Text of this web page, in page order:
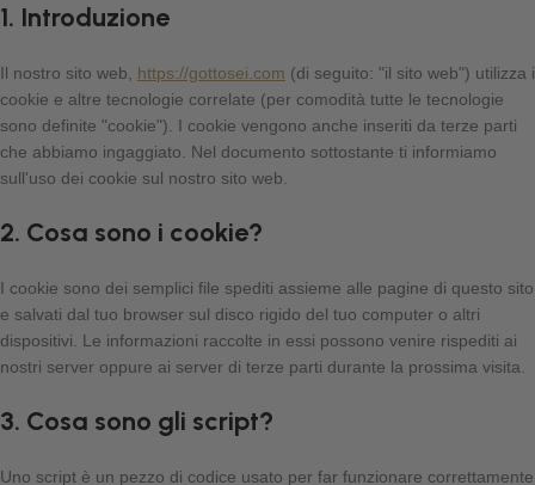
1. Introduzione
Il nostro sito web, https://gottosei.com (di seguito: "il sito web") utilizza i
cookie e altre tecnologie correlate (per comodità tutte le tecnologie
sono definite "cookie"). I cookie vengono anche inseriti da terze parti
che abbiamo ingaggiato. Nel documento sottostante ti informiamo
sull'uso dei cookie sul nostro sito web.
2. Cosa sono i cookie?
I cookie sono dei semplici file spediti assieme alle pagine di questo sito
e salvati dal tuo browser sul disco rigido del tuo computer o altri
dispositivi. Le informazioni raccolte in essi possono venire rispediti ai
nostri server oppure ai server di terze parti durante la prossima visita.
3. Cosa sono gli script?
Uno script è un pezzo di codice usato per far funzionare correttamente